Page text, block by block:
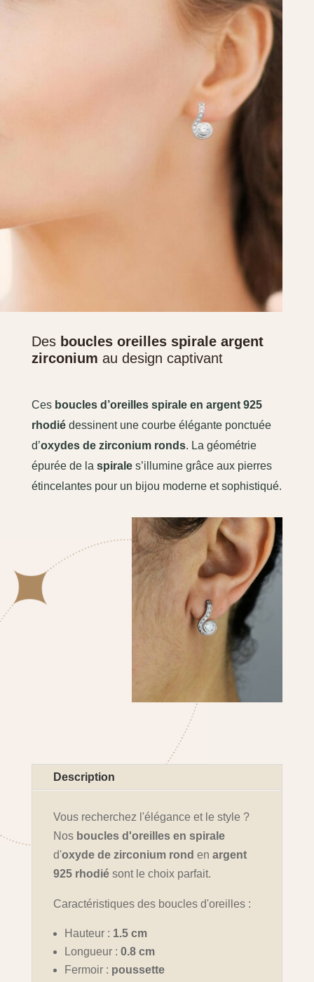
Des boucles oreilles spirale argent
zirconium au design captivant
Ces boucles d’oreilles spirale en argent 925
rhodiédessinent une courbe élégante ponctuée
d’oxydes de zirconium ronds. La géométrie
épurée de la spirales’illumine grâce aux pierres
étincelantes pour un bijou moderne et sophistiqué.
Description
Vous recherchez l'élégance et le style ?
Nos boucles d'oreilles en spirale
d'oxyde de zirconium rond en argent
925 rhodiésont le choix parfait.
Caractéristiques des boucles d'oreilles :
Hauteur : 1.5 cm
Longueur : 0.8 cm
Fermoir : poussette